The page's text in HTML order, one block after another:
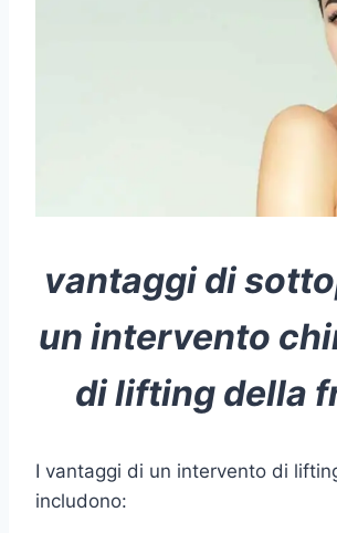
vantaggi di
un intervento
di lifting della
I vantaggi di un intervento di
includono: